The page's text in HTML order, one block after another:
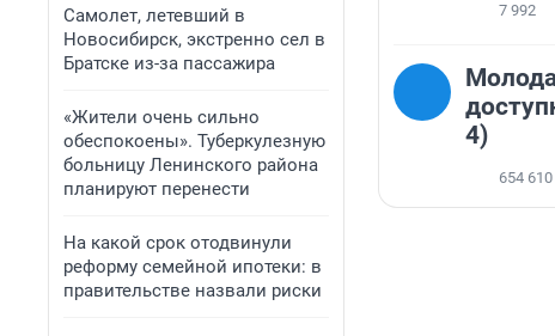
Самолет, летевший в
Новосибирск, экстренно сел в
Братске из-за пассажира
«Жители очень сильно
обеспокоены». Туберкулезную
больницу Ленинского района
планируют перенести
На какой срок отодвинули
реформу семейной ипотеки: в
правительстве назвали риски
7 992
4)
654 610